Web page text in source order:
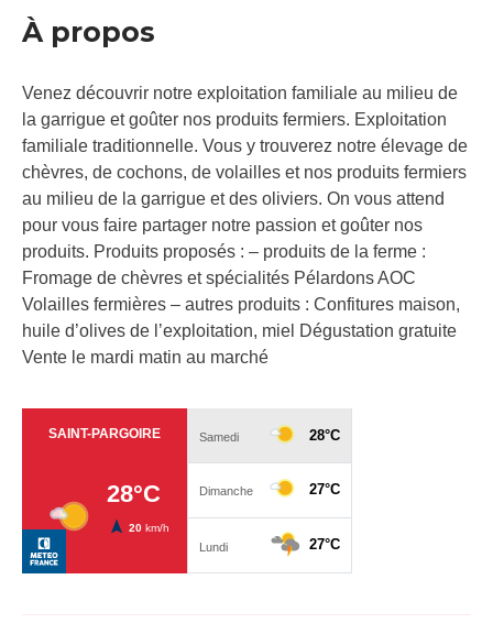
À propos
Venez découvrir notre exploitation familiale au milieu de
la garrigue et goûter nos produits fermiers. Exploitation
familiale traditionnelle. Vous y trouverez notre élevage de
chèvres, de cochons, de volailles et nos produits fermiers
au milieu de la garrigue et des oliviers. On vous attend
pour vous faire partager notre passion et goûter nos
produits. Produits proposés : – produits de la ferme :
Fromage de chèvres et spécialités Pélardons AOC
Volailles fermières – autres produits : Confitures maison,
huile d’olives de l’exploitation, miel Dégustation gratuite
Vente le mardi matin au marché